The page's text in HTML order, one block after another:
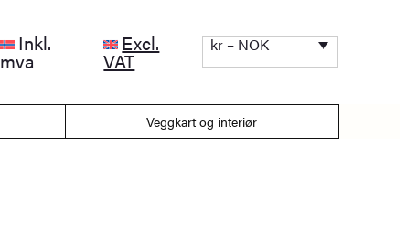
Inkl.
mva
Excl.
VAT
kr – NOK
Veggkart og interiør